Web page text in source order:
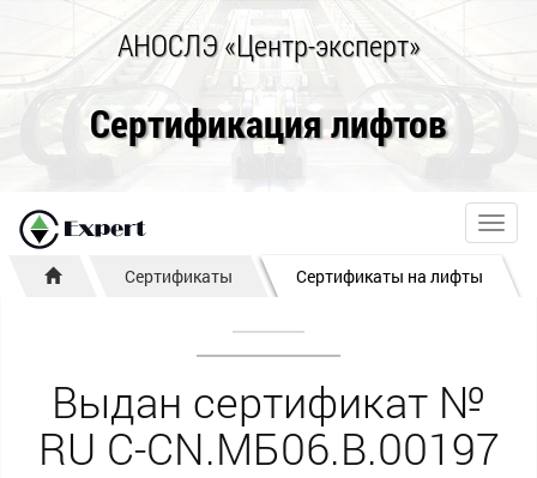
АНОСЛЭ «Центр-эксперт»
Сертификация лифтов
Сертификаты Сертификаты на лифты
Выдан сертификат №
RU С-CN.МБ06.B.00197